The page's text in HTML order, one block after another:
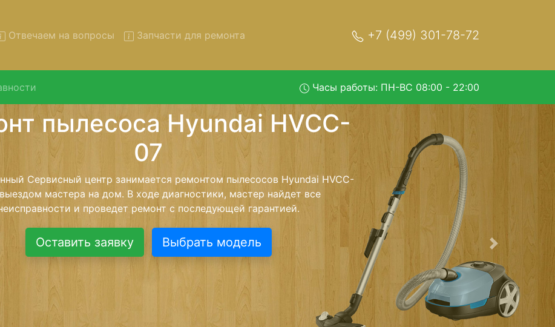
Отвечаем на вопросы Запчасти для ремонта +7 (499) 301-78-72
Часы работы: ПН-ВС 08:00 - 22:00
пылесосов Hyundai HVCC-07 с
вывозом в сервис
Hyundai HVCC-07 с вывозом в сервисный центр и обратно - с
нашей бесплатной услуги, специалист заберет Ваш пылесос для
более детального ремонта. Оговоренная стоимость ремонта
неизменно при возвращении видеотехники обратно.
Оставить заявку Выбрать модель
Следующая